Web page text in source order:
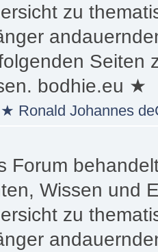
zu
Seiten
bodhie.eu ★
★ Ronald Johannes
Forum
Wissen und
zu